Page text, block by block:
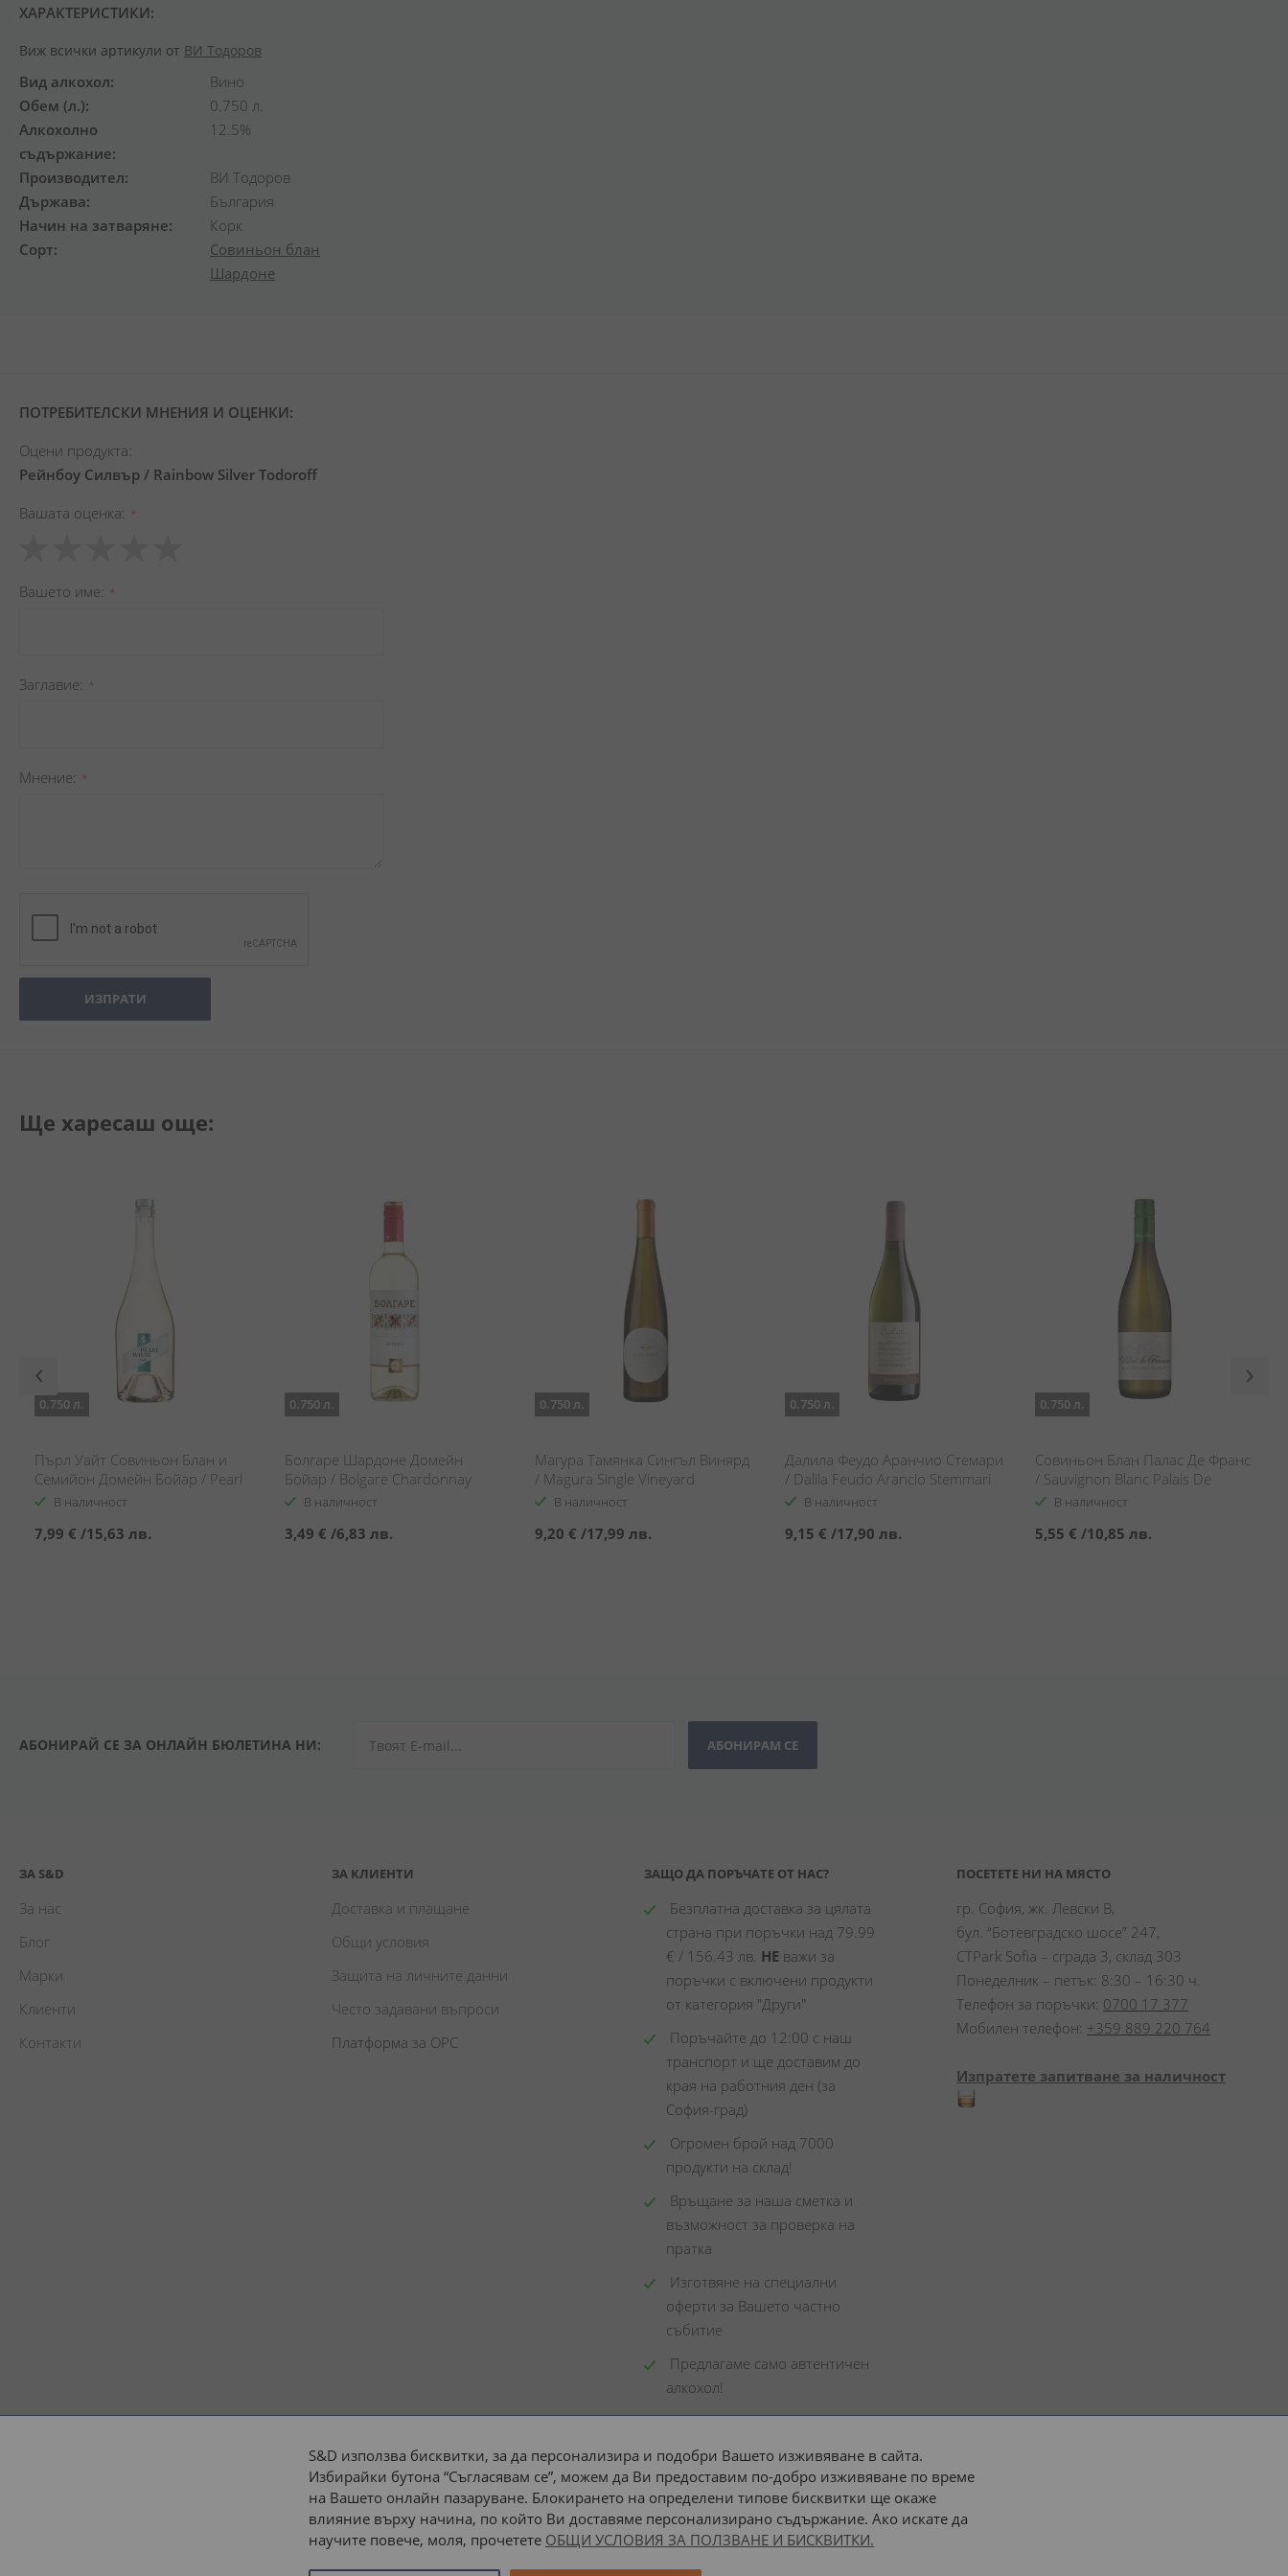
ХАРАКТЕРИСТИКИ:
Виж всички артикули от ВИ Тодоров
Вид алкохол
Вино
Обем (л.)
0.750 л.
Алкохолно
съдържание
12.5%
Производител
ВИ Тодоров
Държава
България
Начин на затваряне
Корк
Сорт
Совиньон блан
Шардоне
ПОТРЕБИТЕЛСКИ МНЕНИЯ И ОЦЕНКИ:
Оцени продукта:
Рейнбоу Силвър / Rainbow Silver Todoroff
Вашата оценка
star
stars
stars
stars
stars
Вашето име
Заглавиe
Мнение
ИЗПРАТИ
Ще харесаш още:
0.750 л.
Пърл Уайт Совиньон Блан и
Семийон Домейн Бойар / Pearl
White Cuvee Sauvignon Blanc &
В наличност
7,99 € /15,63 лв.
0.750 л.
Болгаре Шардоне Домейн
Бойар / Bolgare Chardonnay
Domaine Boyar
В наличност
3,49 € /6,83 лв.
0.750 л.
Магура Тамянка Сингъл Винярд
/ Magura Single Vineyard
Tamyanka
В наличност
9,20 € /17,99 лв.
0.750 л.
Далила Феудо Аранчиo Стемари
/ Dalila Feudo Arancio Stemmari
В наличност
9,15 € /17,90 лв.
0.750 л.
Совиньон Блан Палас Де Франс
/ Sauvignon Blanc Palais De
FranceВ наличност
5,55 € /10,85 лв.
АБОНИРАЙ СЕ ЗА ОНЛАЙН БЮЛЕТИНА НИ: АБОНИРАМ СЕ
ЗА S&D
За нас
Блог
Марки
Клиенти
Контакти
ЗА КЛИЕНТИ
Доставка и плащане
Общи условия
Защита на личните данни
Често задавани въпроси
Платформа за ОРС
ЗАЩО ДА ПОРЪЧАТЕ ОТ НАС?
Безплатна доставка за цялата
страна при поръчки над 79.99
€ / 156.43 лв. НЕ важи за
поръчки с включени продукти
от категория "Други"
Поръчайте до 12:00 с наш
транспорт и ще доставим до
края на работния ден (за
София-град)
Огромен брой над 7000
продукти на склад!
Връщане за наша сметка и
възможност за проверка на
пратка
Изготвяне на специални
оферти за Вашето частно
събитие
Предлагаме само автентичен
алкохол!
ПОСЕТЕТЕ НИ НА МЯСТО
гр. София, жк. Левски В,
бул. “Ботевградско шосе” 247,
CTPark Sofia – сграда 3, склад 303
Понеделник – петък: 8:30 – 16:30 ч.
Телефон за поръчки: 0700 17 377
Мобилен телефон: +359 889 220 764
Изпратете запитване за наличност
Доставка до адрес с: или наш транспорт
S&D използва бисквитки, за да персонализира и подобри Вашето изживяване в сайта.
Избирайки бутона “Съгласявам се”, можем да Ви предоставим по-добро изживяване по време
на Вашето онлайн пазаруване. Блокирането на определени типове бисквитки ще окаже
влияние върху начина, по който Ви доставяме персонализирано съдържание. Ако искате да
научите повече, моля, прочетете ОБЩИ УСЛОВИЯ ЗА ПОЛЗВАНЕ И БИСКВИТКИ.